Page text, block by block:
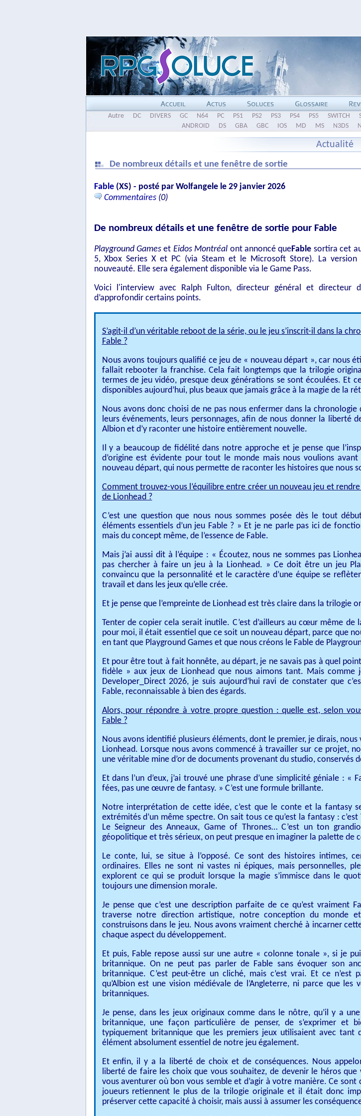
Autre DC DIVERS GC N64 PC PS1 PS2 PS3 PS4 PS5 SWITCH
ANDROID
DS GBA GBC IOS MD MS N3DS
Actualité
De nombreux détails et une fenêtre de sortie
Fable(XS) - posté par Wolfangele le 29 janvier 2026
Commentaires(0)
De nombreux détails et une fenêtre de sortie pour Fable
Playground Gameset Eidos Montréal ont annoncé queFable sortira cet
5, Xbox Series X et PC (via Steam et le Microsoft Store). La version
nouveauté. Elle sera également disponible via le Game Pass.
Voici l'interview avec Ralph Fulton, directeur général et directeur
d’approfondir certains points.
S’agit-il d’un véritable reboot de la série, ou le jeu s’inscrit-il dans la
Fable ?
Nous avons toujours qualifié ce jeu de « nouveau départ », car nous
fallait rebooter la franchise. Cela fait longtemps que la trilogie
termes de jeu vidéo, presque deux générations se sont écoulées. Et
disponibles aujourd’hui, plus beaux que jamais grâce à la magie de la
Nous avons donc choisi de ne pas nous enfermer dans la chronologie
leurs événements, leurs personnages, afin de nous donner la liberté
Albion et d’y raconter une histoire entièrement nouvelle.
Il y a beaucoup de fidélité dans notre approche et je pense que
d’origine est évidente pour tout le monde mais nous voulions
nouveau départ, qui nous permette de raconter les histoires que nous
Comment trouvez-vous l’équilibre entre créer un nouveau jeu et
de Lionhead ?
C’est une question que nous nous sommes posée dès le tout
éléments essentiels d’un jeu Fable ? » Et je ne parle pas ici de
mais du concept même, de l’essence de Fable.
Mais j’ai aussi dit à l’équipe : « Écoutez, nous ne sommes pas
pas chercher à faire un jeu à la Lionhead. » Ce doit être un jeu
convaincu que la personnalité et le caractère d’une équipe se
travail et dans les jeux qu’elle crée.
Et je pense que l’empreinte de Lionhead est très claire dans la trilogie
Tenter de copier cela serait inutile. C’est d’ailleurs au cœur même
pour moi, il était essentiel que ce soit un nouveau départ, parce que
en tant que Playground Games et que nous créons le Fable de
Et pour être tout à fait honnête, au départ, je ne savais pas à quel
fidèle » aux jeux de Lionhead que nous aimons tant. Mais comme
Developer_Direct 2026, je suis aujourd’hui ravi de constater que
Fable, reconnaissable à bien des égards.
Alors, pour répondre à votre propre question : quelle est, selon
Fable ?
Nous avons identifié plusieurs éléments, dont le premier, je dirais,
Lionhead. Lorsque nous avons commencé à travailler sur ce projet,
une véritable mine d’or de documents provenant du studio, conservés
Et dans l’un d’eux, j’ai trouvé une phrase d’une simplicité géniale : «
fées, pas une œuvre de fantasy. » C’est une formule brillante.
Notre interprétation de cette idée, c’est que le conte et la fantasy
extrémités d’un même spectre. On sait tous ce qu’est la fantasy :
Le Seigneur des Anneaux, Game of Thrones… C’est un ton
géopolitique et très sérieux, on peut presque en imaginer la palette de
Le conte, lui, se situe à l’opposé. Ce sont des histoires intimes,
ordinaires. Elles ne sont ni vastes ni épiques, mais personnelles,
explorent ce qui se produit lorsque la magie s’immisce dans le
toujours une dimension morale.
Je pense que c’est une description parfaite de ce qu’est vraiment
traverse notre direction artistique, notre conception du monde
construisons dans le jeu. Nous avons vraiment cherché à incarner
chaque aspect du développement.
Et puis, Fable repose aussi sur une autre « colonne tonale », si je
britannique. On ne peut pas parler de Fable sans évoquer son
britannique. C’est peut-être un cliché, mais c’est vrai. Et ce n’est
qu’Albion est une vision médiévale de l’Angleterre, ni parce que les
britanniques.
Je pense, dans les jeux originaux comme dans le nôtre, qu’il y a
britannique, une façon particulière de penser, de s’exprimer et
typiquement britannique que les premiers jeux utilisaient avec tant
élément absolument essentiel de notre jeu également.
Et enfin, il y a la liberté de choix et de conséquences. Nous
liberté de faire les choix que vous souhaitez, de devenir le héros que
vous aventurer où bon vous semble et d’agir à votre manière. Ce sont
joueurs retiennent le plus de la trilogie originale et il était donc
préserver cette capacité à choisir, mais aussi à assumer les